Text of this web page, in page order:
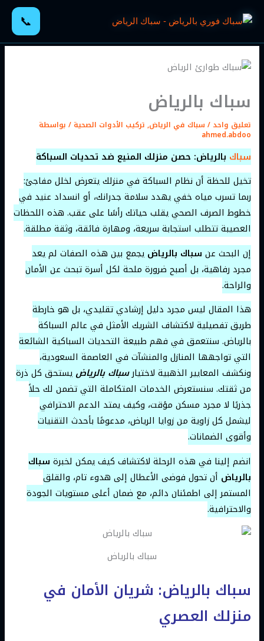
إلى
المحتوى
📞
سباك بالرياض
تعليق واحد / سباك في الرياض, تركيب الأدوات الصحية / بواسطة
ahmed.abdoo
سباك بالرياض: حصن منزلك المنيع ضد تحديات السباكة
تخيل للحظة أن نظام السباكة في منزلك يتعرض لخلل مفاجئ:
ربما تسرب مياه خفي يهدد سلامة جدرانك، أو انسداد عنيد في
خطوط الصرف الصحي يقلب حياتك رأسًا على عقب. هذه اللحظات
العصيبة تتطلب استجابة سريعة، ومهارة فائقة، وثقة مطلقة.
إن البحث عن سباك بالرياض يجمع بين هذه الصفات لم يعد
مجرد رفاهية، بل أصبح ضرورة ملحة لكل أسرة تبحث عن الأمان
والراحة.
هذا المقال ليس مجرد دليل إرشادي تقليدي، بل هو خارطة
طريق تفصيلية لاكتشاف الشريك الأمثل في عالم السباكة
بالرياض. سنتعمق في فهم طبيعة التحديات السباكية الشائعة
التي تواجهها المنازل والمنشآت في العاصمة السعودية،
ونكشف المعايير الذهبية لاختيارسباك بالرياض يستحق كل ذرة
من ثقتك. سنستعرض الخدمات المتكاملة التي تضمن لك حلاً
جذريًا لا مجرد مسكن مؤقت، وكيف يمتد الدعم الاحترافي
ليشمل كل زاوية من زوايا الرياض، مدعومًا بأحدث التقنيات
وأقوى الضمانات.
انضم إلينا في هذه الرحلة لاكتشاف كيف يمكن لخبرة سباك
بالرياض أن تحول فوضى الأعطال إلى هدوء تام، والقلق
المستمر إلى اطمئنان دائم، مع ضمان أعلى مستويات الجودة
والاحترافية.
سباك بالرياض
سباك بالرياض: شريان الأمان في
منزلك العصري